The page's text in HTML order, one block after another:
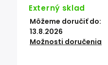
Externý sklad
Môžeme doručiť do:
13.8.2026
Možnosti doručenia